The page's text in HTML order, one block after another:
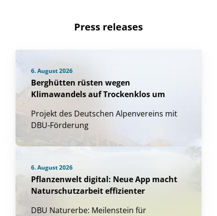
Press releases
6. August 2026
Berghütten rüsten wegen
Klimawandels auf Trockenklos um
Projekt des Deutschen Alpenvereins mit
DBU-Förderung
6. August 2026
Pflanzenwelt digital: Neue App macht
Naturschutzarbeit effizienter
DBU Naturerbe: Meilenstein für